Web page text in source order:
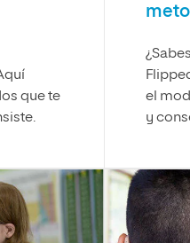
que te
el
y